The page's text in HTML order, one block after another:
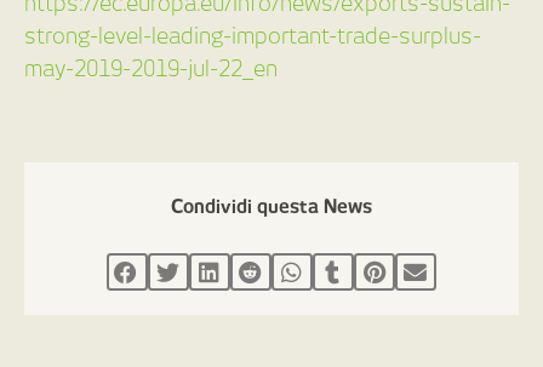
strong-level-leading-important-trade-surplus-
may-2019-2019-jul-22_en
Condividi questa News